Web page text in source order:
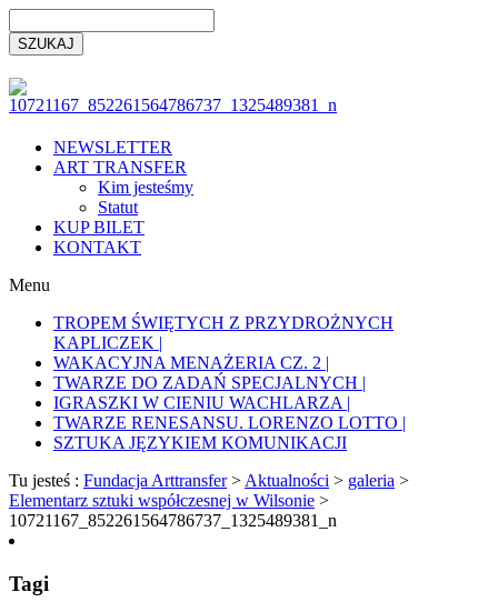
NEWSLETTER
ART TRANSFER
Kim jesteśmy
Statut
KUP BILET
KONTAKT
Menu
TROPEM ŚWIĘTYCH Z PRZYDROŻNYCH
KAPLICZEK |
WAKACYJNA MENAŻERIA CZ. 2 |
TWARZE DO ZADAŃ SPECJALNYCH |
IGRASZKI W CIENIU WACHLARZA |
TWARZE RENESANSU. LORENZO LOTTO |
SZTUKA JĘZYKIEM KOMUNIKACJI
Tu jesteś : Fundacja Arttransfer> Aktualności > galeria >
Elementarz sztuki współczesnej w Wilsonie >
10721167_852261564786737_1325489381_n
Tagi